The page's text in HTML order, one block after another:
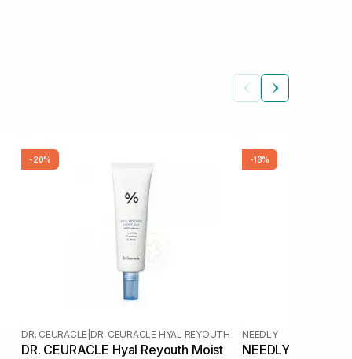
-20%
DR. CEURACLE DR. CEURACLE HYAL REYOUTH
DR. CEURACLE Hyal Reyouth Moist
-18%
NEEDLY
NEEDLY Vegan